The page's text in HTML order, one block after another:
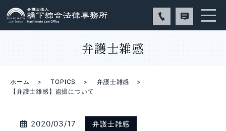
弁護士雑感
ホーム TOPICS
弁護士雑感
【弁護士雑感】盗撮について
2020/03/17 弁護士雑感